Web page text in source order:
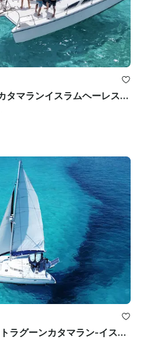
カンクンプライベートカタマランイスラムヘーレス-オープンバー、シュノーケリングランチ＆ファン
プライベート40フィートラグーンカタマラン-イスラムヘーレス | オープンバー、シュノーケリング、ランチ